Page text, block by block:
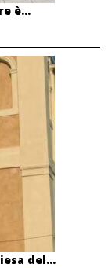
è...
del...